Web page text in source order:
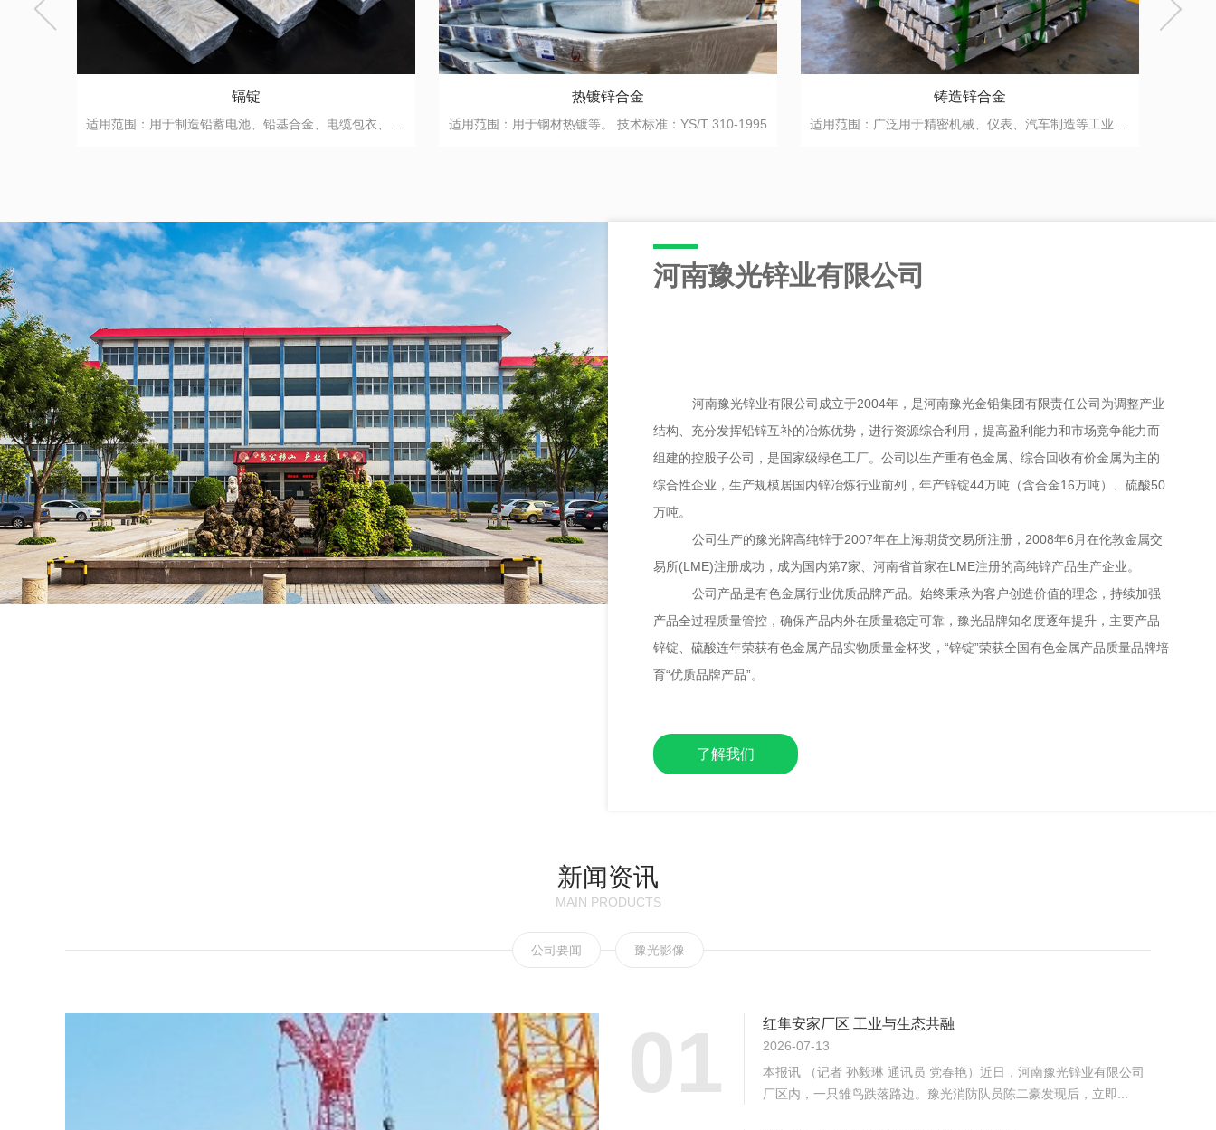
热镀锌合金
适用范围：用于钢材热镀等。 技术标准：YS/T 310-1995
铸造锌合金
适用范围：广泛用于精密机械、仪表、汽车制造等工业的复杂压铸件。 技术标准：GB/T 1175-1997
铝合金型材
适用范围：主要用于建筑门窗。 技术标准：GB5237.1-2004
河南豫光锌业有限公司
河南豫光锌业有限公司成立于2004年，是河南豫光金铅集团有限责任公司为调整产业
结构、充分发挥铅锌互补的冶炼优势，进行资源综合利用，提高盈利能力和市场竞争能力而
组建的控股子公司，是国家级绿色工厂。公司以生产重有色金属、综合回收有价金属为主的
综合性企业，生产规模居国内锌冶炼行业前列，年产锌锭44万吨（含合金16万吨）、硫酸50
万吨。
公司生产的豫光牌高纯锌于2007年在上海期货交易所注册，2008年6 月在伦敦金属交
易所(LME)注册成功，成为国内第7家、河南省首家在LME注册的高纯锌产品生产企业。
公司产品是有色金属行业优质品牌产品。始终秉承为客户创造价值的理念，持续加强
产品全过程质量管控，确保产品内外在质量稳定可靠，豫光品牌知名度逐年提升，主要产品
锌锭、硫酸连年荣获有色金属产品实物质量金杯奖，“锌锭”荣获全国有色金属产品质量品牌培
育“优质品牌产品”。
了解我们
新闻资讯
MAIN PRODUCTS
公司要闻 豫光影像
01 红隼安家厂区 工业与生态共融
2026-07-13
本报讯 （记者 孙毅琳 通讯员 党春艳）近日，河南豫光锌业有限公司
厂区内，一只雏鸟跌落路边。豫光消防队员陈二豪发现后，立即...